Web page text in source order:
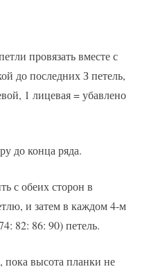
провязать вместе с
до последних З петель,
1 лицевая = убавлено
до конца ряда.
с обеих сторон в
и затем в каждом 4-м
82: 86: 90) петель.
пока высота планки не